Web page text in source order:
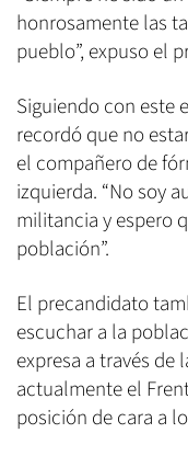
honrosamente las
pueblo”, expuso el
Siguiendo con este
recordó que no
el compañero de
izquierda. “No soy
militancia y espero
población”.
El precandidato
escuchar a la
expresa a través de
actualmente el
posición de cara a